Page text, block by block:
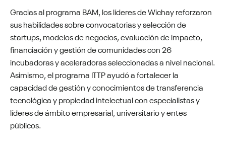
Gracias al programa BAM, los líderes de Wichay reforzaron
sus habilidades sobre convocatorias y selección de
startups, modelos de negocios, evaluación de impacto,
financiación y gestión de comunidades con 26
incubadoras y aceleradoras seleccionadas a nivel nacional.
Asimismo, el programa ITTP ayudó a fortalecer la
capacidad de gestión y conocimientos de transferencia
tecnológica y propiedad intelectual con especialistas y
líderes de ámbito empresarial, universitario y entes
públicos.